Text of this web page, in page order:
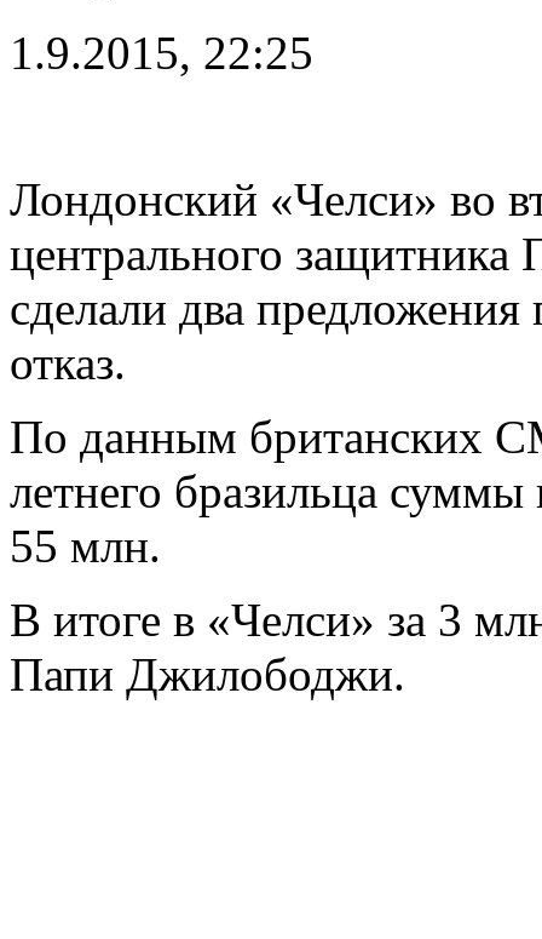
1.9.2015, 22:25
Лондонский «Челси» во
центрального
сделали два
отказ.
По данным британских
летнего бразильца
55 млн.
В итоге в «Челси» за 3
Папи Джилободжи.